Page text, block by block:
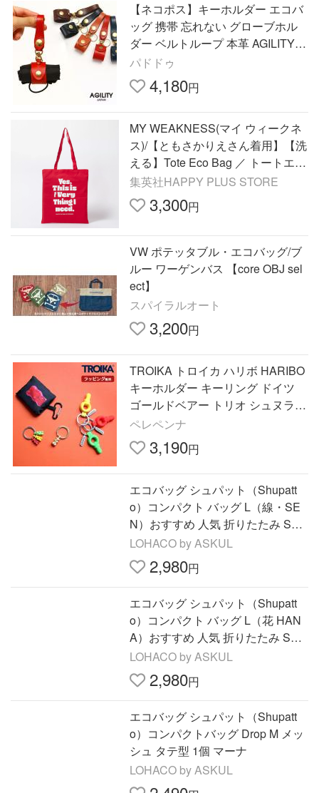
【ネコポス】キーホルダー エコバ
ッグ 携帯 忘れない グローブホル
ダー ベルトループ 本革 AGILITY a
ffa アジリティアッファ マイバッグ
ホルダー[M便 3/3]
パドドゥ
4,180円
MY WEAKNESS(マイ ウィークネ
ス)/【ともさかりえさん着用】【洗
える】Tote Eco Bag ／ トートエコ
バッグ
集英社HAPPY PLUS STORE
3,300円
VW ポテッタブル・エコバッグ/ブ
ルー ワーゲンバス 【core OBJ sel
ect】
スパイラルオート
3,200円
TROIKA トロイカ ハリボ HARIBO
キーホルダー キーリング ドイツ
ゴールドベアー トリオ シュヌラー
バッグ エコバッグ ショッピングバ
ッグ キーチャーム
ペレペンナ
3,190円
エコバッグ シュパット（Shupatt
o）コンパクト バッグ L（線・SE
N）おすすめ 人気 折りたたみ S46
8SE 1個 マーナ
LOHACO by ASKUL
2,980円
エコバッグ シュパット（Shupatt
o）コンパクト バッグ L（花 HAN
A）おすすめ 人気 折りたたみ S46
8HAN 1個 マーナ
LOHACO by ASKUL
2,980円
エコバッグ シュパット（Shupatt
o）コンパクトバッグ Drop M メッ
シュ タテ型 1個 マーナ
LOHACO by ASKUL